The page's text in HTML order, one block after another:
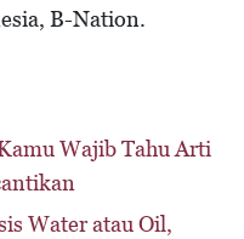
B-Nation.
Wajib Tahu Arti
Water atau Oil,